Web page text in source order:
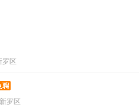
区
罗区